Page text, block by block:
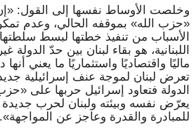
وخلصت الأوساط نفسها إلى القول:
«حزب الله» بموقفه الحالي، وعدم
الأسباب من تنفيذ خطتها لبسط
اللبنانية، هو بقاء لبنان بين حدّ
ماليًا واقتصاديًا واستثماريًا ما يعني
تعرض لبنان لموجة عنف إسرائيلية
الدولة فتعاود إسرائيل حربها على
يعرّض نفسه وبيئته ولبنان لحرب
للمبادرة والقدرة وعاجز عن المواجهة».